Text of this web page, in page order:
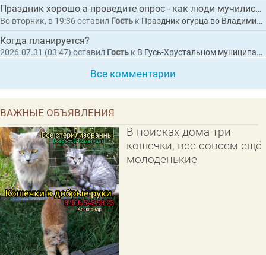
Праздник хорошо а проведите опрос - как люди мучились с автобусами
Во вторник, в 19:36 оставил Гость к Праздник огурца во Владимирской области собрал рекордные 20 тысяч гостей
Когда планируется?
2026.07.31 (03:47) оставил Гость к В Гусь-Хрустальном муниципальном округе утвердили концепцию празднования 100-летнего юбилея
Все комментарии
ВАЖНЫЕ ОБЪЯВЛЕНИЯ
В поисках дома три
кошечки, все совсем ещё
молоденькие